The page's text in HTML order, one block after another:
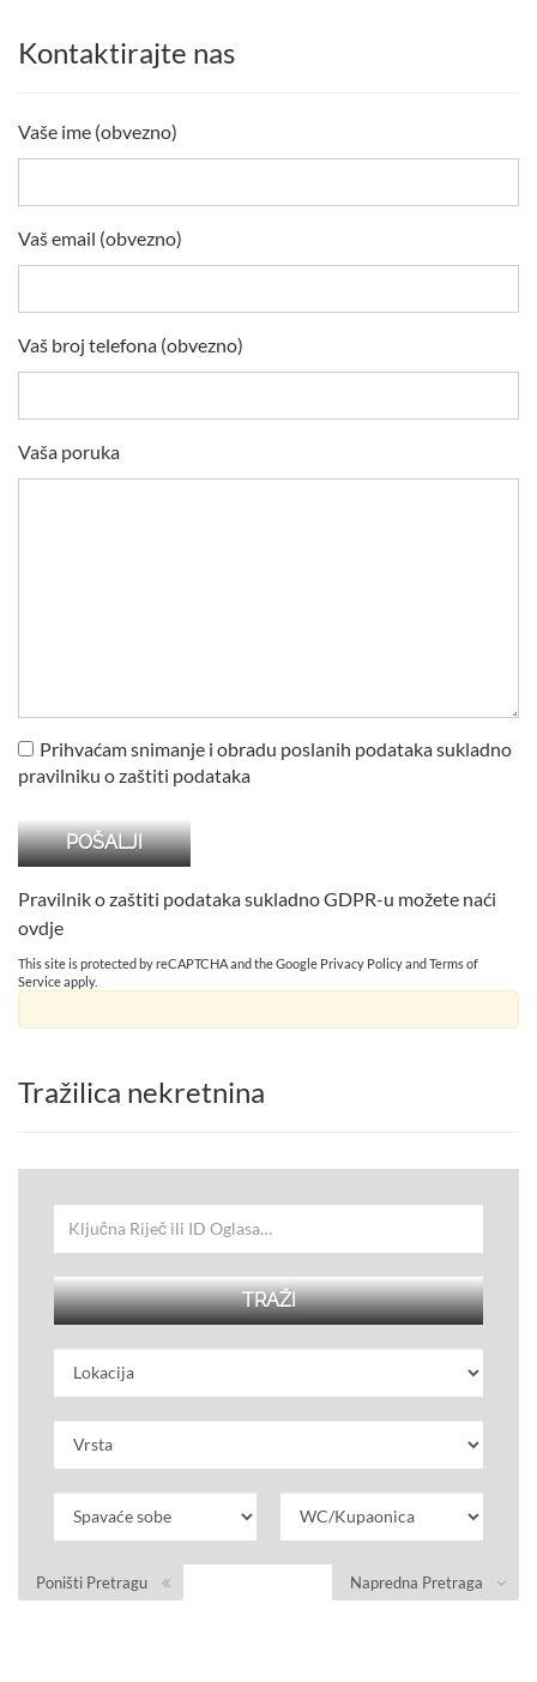
Kontaktirajte nas
Vaše ime (obvezno)
Vaš email (obvezno)
Vaš broj telefona (obvezno)
Vaša poruka
Prihvaćam snimanje i obradu poslanih podataka sukladno
pravilniku o zaštiti podataka
Pravilnik o zaštiti podataka sukladno GDPR-u možete naći
ovdje
This site is protected by reCAPTCHA and the Google Privacy Policy andTerms of
Service apply.
Tražilica nekretnina
Napredna Pretraga
Poništi Pretragu